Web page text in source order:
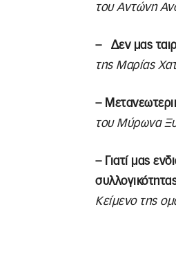
του Αντώνη
– Δεν μας
της Μαρίας
–
του Μύρωνα
– Γιατί μας
Κείμενο της